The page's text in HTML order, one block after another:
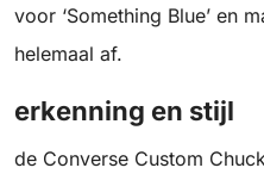
voor ‘Something Blue’ en
helemaal af.
erkenning en stijl
de Converse Custom